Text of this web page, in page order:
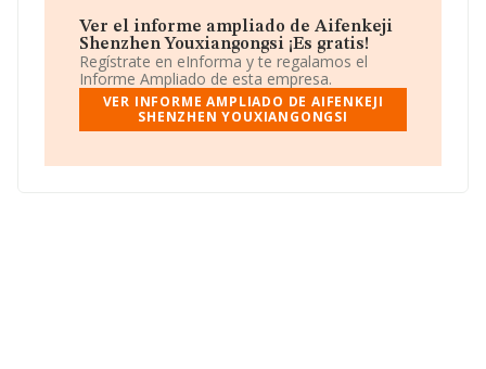
forma jurídica deAifenkeji Shenzhen Youxiangongsi
es Otras entidades extranjeras.
Ver el informe ampliado de Aifenkeji
Shenzhen Youxiangongsi ¡Es gratis!
Regístrate en eInforma y te regalamos el
Informe Ampliado de esta empresa.
VER INFORME AMPLIADO DE AIFENKEJI
SHENZHEN YOUXIANGONGSI